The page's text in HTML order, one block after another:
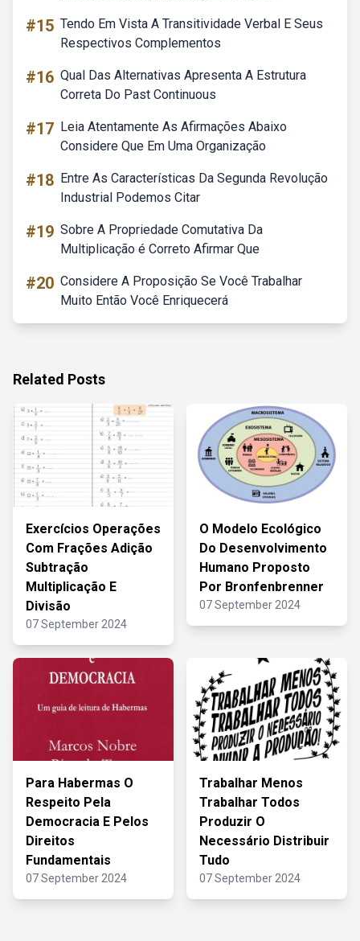
#15 Tendo Em Vista A Transitividade Verbal E Seus
Respectivos Complementos
#16 Qual Das Alternativas Apresenta A Estrutura
Correta Do Past Continuous
#17 Leia Atentamente As Afirmações Abaixo
Considere Que Em Uma Organização
#18 Entre As Características Da Segunda Revolução
Industrial Podemos Citar
#19 Sobre A Propriedade Comutativa Da
Multiplicação é Correto Afirmar Que
#20 Considere A Proposição Se Você Trabalhar
Muito Então Você Enriquecerá
Related Posts
Exercícios Operações
Com Frações Adição
Subtração
Multiplicação E
Divisão
07 September 2024
O Modelo Ecológico
Do Desenvolvimento
Humano Proposto
Por Bronfenbrenner
07 September 2024
Para Habermas O
Respeito Pela
Democracia E Pelos
Direitos
Fundamentais
07 September 2024
Trabalhar Menos
Trabalhar Todos
Produzir O
Necessário Distribuir
Tudo
07 September 2024